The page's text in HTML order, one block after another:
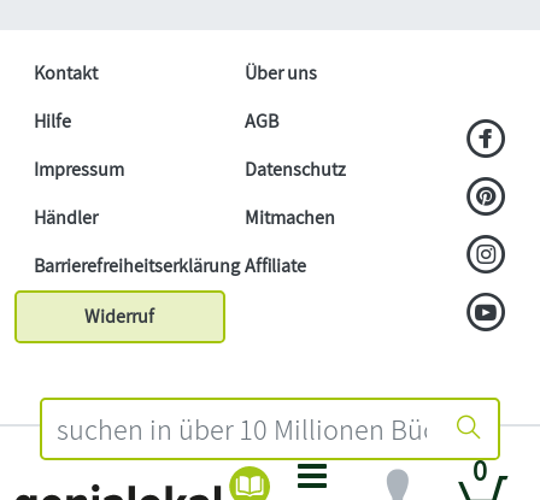
0
Kontakt
Über uns
Hilfe
AGB
Impressum
Datenschutz
Händler
Mitmachen
BarrierefreiheitserklärungAffiliate
Widerruf